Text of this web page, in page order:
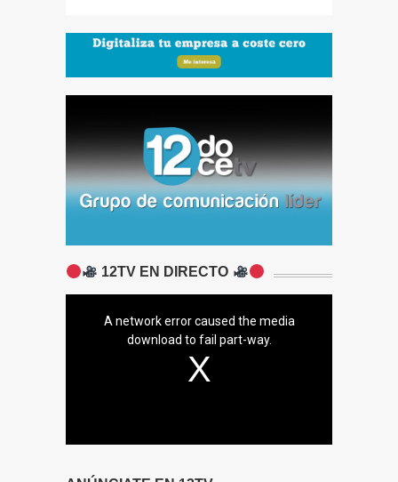
12TV EN DIRECTO
A network error caused the media
download to fail part-way.